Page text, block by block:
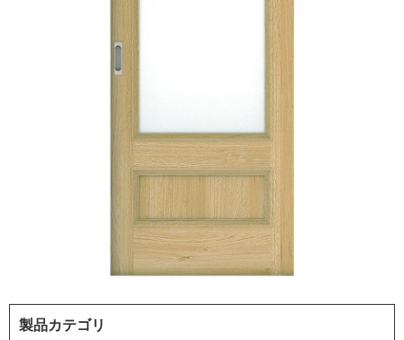
製品カテゴリ